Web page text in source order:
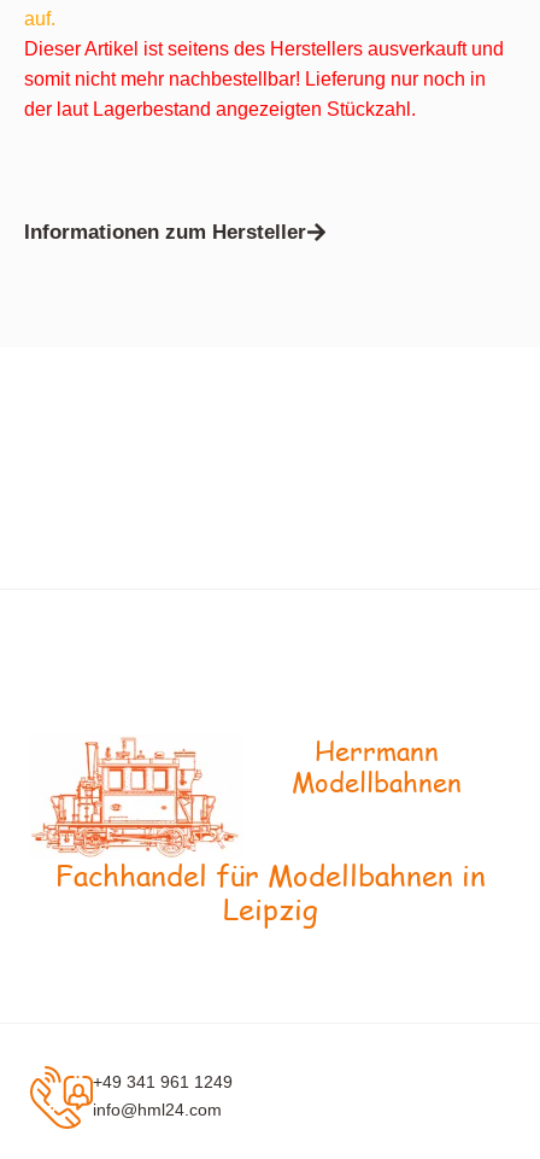
auf.
Dieser Artikel ist seitens des Herstellers ausverkauft und
somit nicht mehr nachbestellbar! Lieferung nur noch in
der laut Lagerbestand angezeigten Stückzahl.
Informationen zum Hersteller
Herrmann
Modellbahnen
Fachhandel für Modellbahnen in
Leipzig
+49 341 961 1249
info@hml24.com